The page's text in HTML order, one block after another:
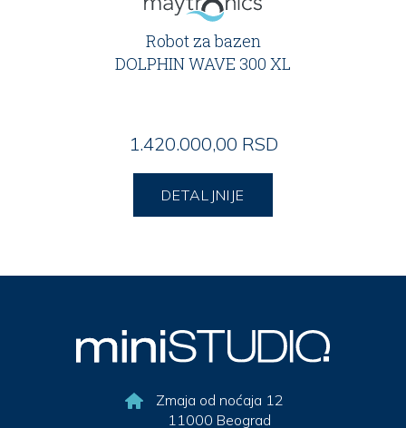
Robot za bazen
DOLPHIN WAVE 300 XL
1.420.000,00 RSD
DETALJNIJE
Zmaja od noćaja 12
11000 Beograd